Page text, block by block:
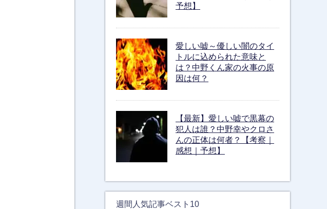
予想】
愛しい嘘～優しい闇のタイ
トルに込められた意味と
は？中野くん家の火事の原
因は何？
【最新】愛しい嘘で黒幕の
犯人は誰？中野幸やクロさ
んの正体は何者？【考察｜
感想｜予想】
週間人気記事ベスト10